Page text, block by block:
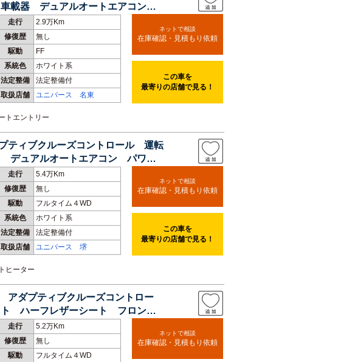
車載器 デュアルオートエアコン
走行
2.9万Km
修復歴
無し
駆動
FF
系統色
ホワイト系
法定整備
法定整備付
取扱店舗 ユニバース 名東
トエントリー
ネットで相談
在庫確認・見積もり依頼
この車を
最寄りの店舗で見る！
ティブクルーズコントロール 運転
ュアルオートエアコン パワー
走行
5.4万Km
修復歴
無し
駆動
フルタイム４WD
系統色
ホワイト系
法定整備
法定整備付
取扱店舗 ユニバース 堺
ヒーター
ネットで相談
在庫確認・見積もり依頼
この車を
最寄りの店舗で見る！
アダプティブクルーズコントロー
ハーフレザーシート フロント
走行
5.2万Km
修復歴
無し
駆動
フルタイム４WD
ネットで相談
在庫確認・見積もり依頼